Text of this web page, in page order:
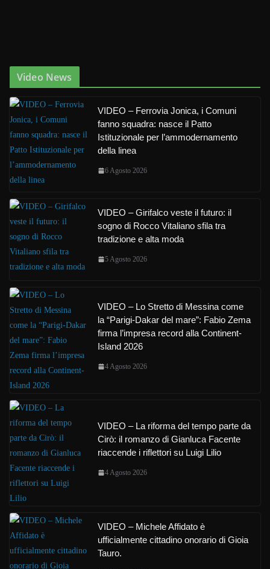
Video News
VIDEO – Ferrovia Jonica, i Comuni
fanno squadra: nasce il Patto
Istituzionale per l’ammodernamento
della linea
6 Agosto 2026
VIDEO – Girifalco veste il futuro: il
sogno di Rocco Vitaliano sfila tra
tradizione e alta moda
5 Agosto 2026
VIDEO – Lo Stretto di Messina come
la “Parigi-Dakar del mare”: Fabio Zema
firma l’impresa record alla Continent-
Island 2026
4 Agosto 2026
VIDEO – La riforma del tempo parte da
Cirò: il romanzo di Gianluca Facente
riaccende i riflettori su Luigi Lilio
4 Agosto 2026
VIDEO – Michele Affidato è
ufficialmente cittadino onorario di Gioia
Tauro.